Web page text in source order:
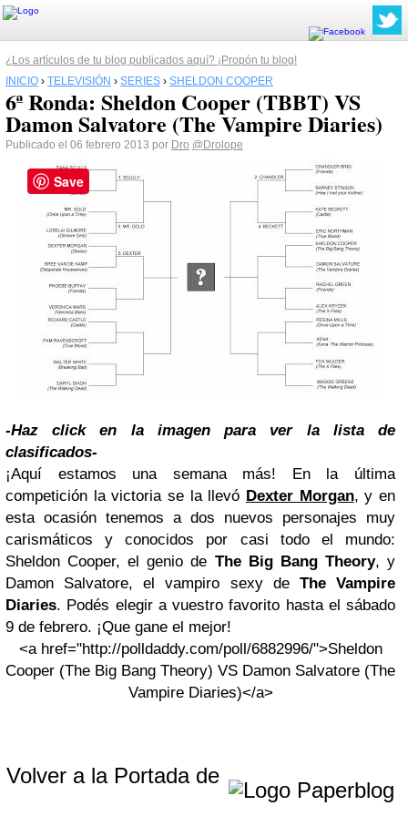
¿Los artículos de tu blog publicados aquí? ¡Propón tu blog!
INICIO › TELEVISIÓN › SERIES › SHELDON COOPER
6ª Ronda: Sheldon Cooper (TBBT) VS
Damon Salvatore (The Vampire Diaries)
Publicado el 06 febrero 2013 por Dro @Drolope
-Haz click en la imagen para ver la lista de
clasificados-
¡Aquí estamos una semana más! En la última
competición la victoria se la llevó Dexter Morgan, y en
esta ocasión tenemos a dos nuevos personajes muy
carismáticos y conocidos por casi todo el mundo:
Sheldon Cooper, el genio de The Big Bang Theory, y
Damon Salvatore, el vampiro sexy de The Vampire
Diaries. Podés elegir a vuestro favorito hasta el sábado
9 de febrero. ¡Que gane el mejor!
<a href="http://polldaddy.com/poll/6882996/">Sheldon
Cooper (The Big Bang Theory) VS Damon Salvatore (The
Vampire Diaries)</a>
Volver a la Portada de
Save